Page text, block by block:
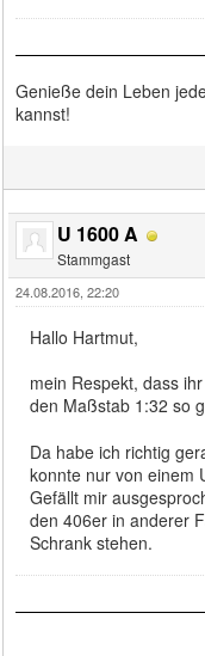
Genieße dein Leben
kannst!
U 1600 A
Stammgast
24.08.2016, 22:20
Hallo Hartmut,
mein Respekt, dass
den Maßstab 1:32 so
Da habe ich richtig
konnte nur von einem
Gefällt mir
den 406er in anderer
Schrank stehen.